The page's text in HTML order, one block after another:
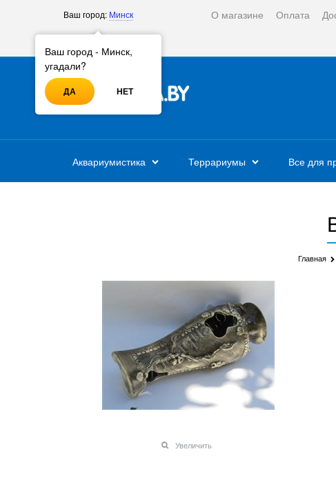
Ваш город: Минск О магазине Оплата
Аквариумистика Террариумы Все для
Главная
Увеличить
Ваш город - Минск,
угадали?
ДА НЕТ